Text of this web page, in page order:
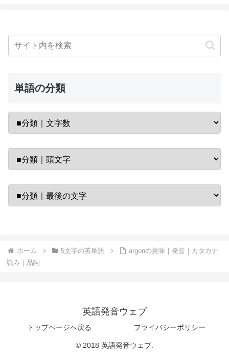
単語の分類
ホーム 5文字の英単語
argonの意味｜発音｜カタカナ
読み｜品詞
英語発音ウェブ
トップページへ戻る プライバシーポリシー
© 2018 英語発音ウェブ.